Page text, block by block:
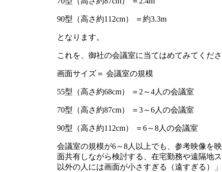
90型（高さ約112cm） ＝約3.3m
となります。
これを、御社の会議室に当てはめてみてくだ
画面サイズ＝ 会議室の規模
55型（高さ約68cm） ＝2～4人の会議室
70型（高さ約87cm） ＝3～6人の会議室
90型（高さ約112cm） ＝6～8人の会議室
会議室の規模が6～8人以上でも、参考映像を
面共有しながら検討する、在宅勤務や遠隔地
以外の人には画面が小さすぎる（遠すぎる）